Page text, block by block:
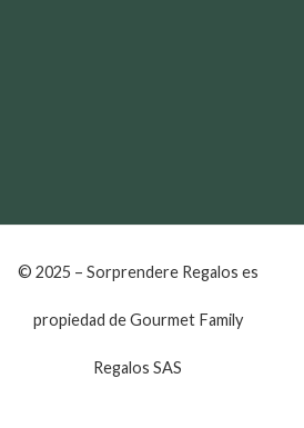
© 2025 – Sorprendere Regalos es
propiedad de Gourmet Family
Regalos SAS